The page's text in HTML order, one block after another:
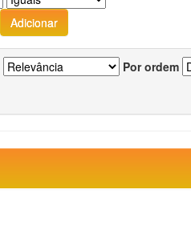
Por ordem